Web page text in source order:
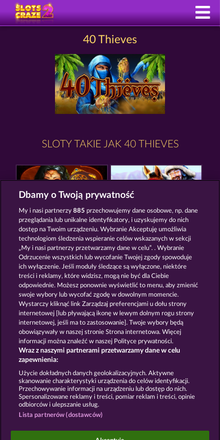
40 Thieves
SLOTY TAKIE JAK 40 THIEVES
MAGIC BOOK 6 HORSEMEN
MAGIC BOOK PALACE OF TREASURES
Zasady i warunki Polityka prywatności
Nota prawna Firma FAQ Facebook
Prześlij wniosek o wypłatę
Gry społecznościowe mają przeznaczenie czysto
Dbamy o Twoją prywatność
My i nasi partnerzy885 przechowujemy dane osobowe, np. dane
przeglądania lub unikalne identyfikatory, i uzyskujemy do nich
dostęp na Twoim urządzeniu. Wybranie Akceptuję umożliwia
technologiom śledzenia wspieranie celów wskazanych w sekcji
„My i nasi partnerzy przetwarzamy dane w celu”. . Wybranie
Odrzucenie wszystkich lub wycofanie Twojej zgody spowoduje
ich wyłączenie. Jeśli moduły śledzące są wyłączone, niektóre
treści i reklamy, które widzisz, mogą nie być dla Ciebie
odpowiednie. Możesz ponownie wyświetlić to menu, aby zmienić
swoje wybory lub wycofać zgodę w dowolnym momencie.
Wystarczy kliknąć link Zarządzaj preferencjami u dołu strony
internetowej [lub pływającą ikonę w lewym dolnym rogu strony
internetowej, jeśli ma to zastosowanie]. Twoje wybory będą
obowiązywały w naszej stronie Strona internetowa. Więcej
informacji można znaleźć w naszej Polityce prywatności.
Wraz z naszymi partnerami przetwarzamy dane w celu
zapewnienia:
Użycie dokładnych danych geolokalizacyjnych. Aktywne
skanowanie charakterystyki urządzenia do celów identyfikacji.
Przechowywanie informacji na urządzeniu lub dostęp do nich.
Spersonalizowane reklamy i treści, pomiar reklam i treści, opinie
odbiorców i ulepszanie usług.
Lista partnerów (dostawców)